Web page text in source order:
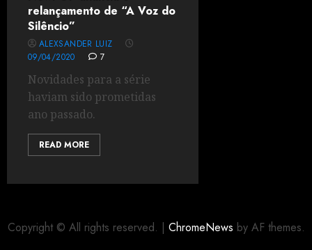
relançamento de “A Voz do
Silêncio”
ALEXSANDER LUIZ
09/04/2020
7
Novidades para a série
haviam sido prometidas
ano passado.
READ MORE
Copyright © All rights reserved. | ChromeNews by AF themes.